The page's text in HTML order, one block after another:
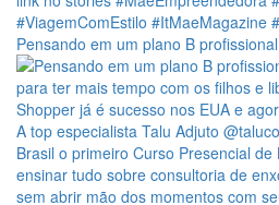
Pensando em um plano B